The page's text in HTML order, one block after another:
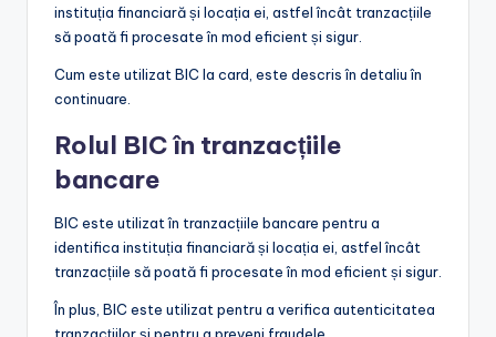
instituția financiară și locația ei, astfel încât tranzacțiile
să poată fi procesate în mod eficient și sigur.
Cum este utilizat BIC la card, este descris în detaliu în
continuare.
Rolul BIC în tranzacțiile
bancare
BIC este utilizat în tranzacțiile bancare pentru a
identifica instituția financiară și locația ei, astfel încât
tranzacțiile să poată fi procesate în mod eficient și sigur.
În plus, BIC este utilizat pentru a verifica autenticitatea